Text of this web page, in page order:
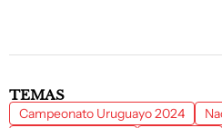
TEMAS
Campeonato Uruguayo 2024